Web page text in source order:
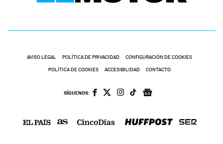
AVISO LEGAL POLÍTICA DE PRIVACIDAD CONFIGURACIÓN DE COOKIES
POLÍTICA DE COOKIES ACCESIBILIDAD CONTACTO
SÍGUENOS: